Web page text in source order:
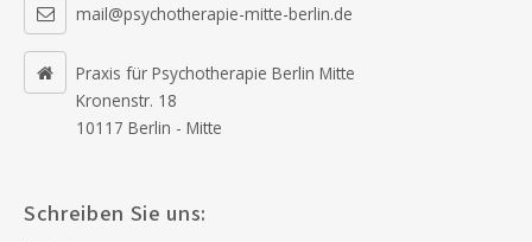
Schreiben Sie uns:
mail@psychotherapie-mitte-berlin.de
Praxis für Psychotherapie Berlin Mitte
Kronenstr. 18
10117 Berlin - Mitte